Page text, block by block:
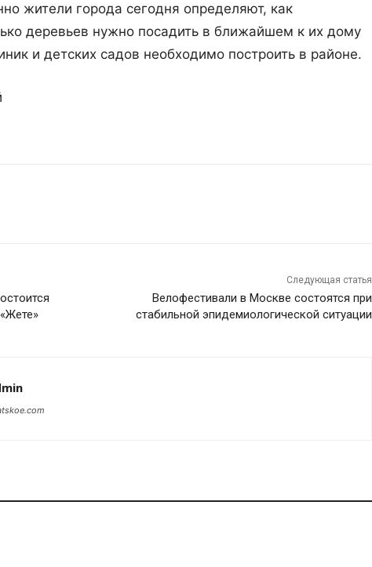
жители города сегодня определяют, как
деревьев нужно посадить в ближайшем к их дому
и детских садов необходимо построить в районе.
Следующая статья
Велофестивали в Москве состоятся при
стабильной эпидемиологической ситуации